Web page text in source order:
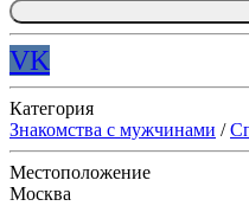
VK
Категория
Знакомства с мужчинами /
Местоположение
Москва